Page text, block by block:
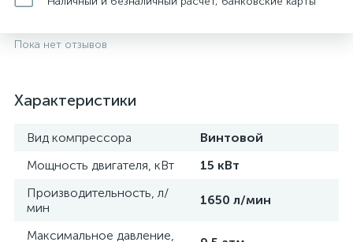
Пока нет отзывов
Характеристики
Вид компрессора
Винтовой
Мощность двигателя, кВт
15 кВт
Производительность, л/
мин
1650 л/мин
Максимальное давление,